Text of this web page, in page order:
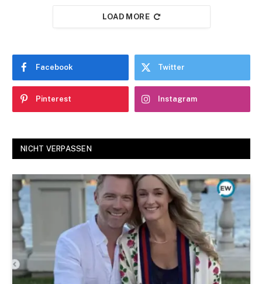
LOAD MORE
Facebook Twitter
Pinterest Instagram
NICHT VERPASSEN